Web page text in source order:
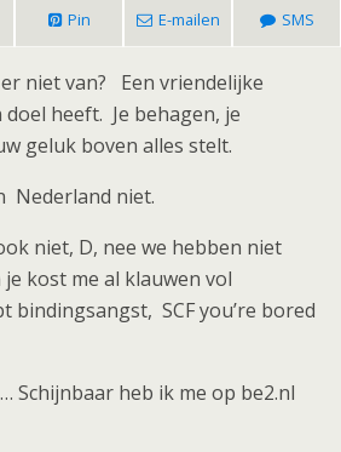
Pin E-mailen SMS
niet van? Een vriendelijke
heeft. Je behagen, je
geluk boven alles stelt.
Nederland niet.
niet, D, nee we hebben niet
kost me al klauwen vol
bindingsangst, SCF you’re bored
Schijnbaar heb ik me op be2.nl